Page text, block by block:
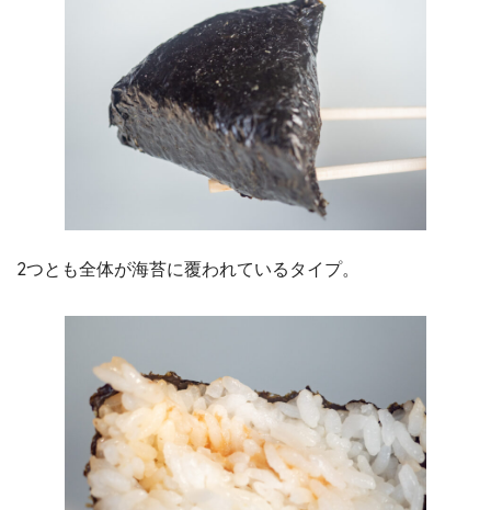
2つとも全体が海苔に覆われているタイプ。